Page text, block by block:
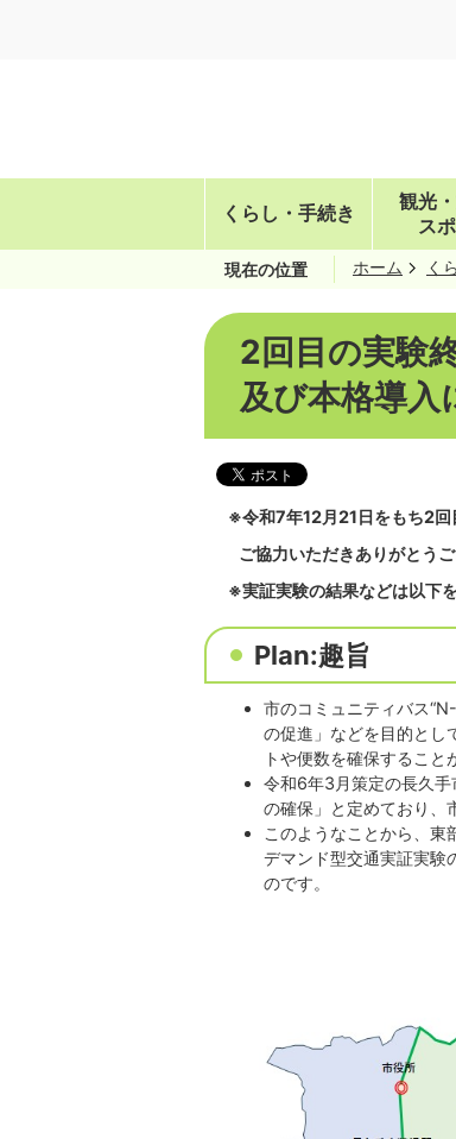
くらし・手続き
観光
ス
現在の位置 ホーム く
2回目の実験
及び本格導入
※令和7年12月21日をもち2回
ご協力いただきありがとうご
※実証実験の結果などは以下
Plan:趣旨
市のコミュニティバス
の促進」などを目的とし
トや便数を確保すること
令和6年3月策定の長久
の確保」と定めており、
このようなことから、東
デマンド型交通実証実験
のです。